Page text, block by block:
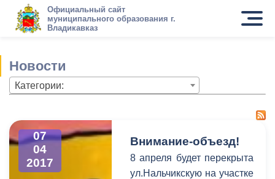
Официальный сайт
муниципального образования г.
Владикавказ
Новости
Категории:
07
04
2017
Внимание-объезд!
8 апреля будет перекрыта
ул.Нальчикскую на участке